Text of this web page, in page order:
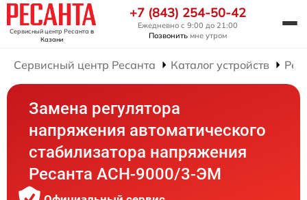
Сервисный центр Ресанта в
Казани
+7 (843) 254-50-42
Ежедневно с 9:00 до 21:00
Позвонить мне утром
Сервисный центр Ресанта Каталог устройств
Замена регулятора
напряжения автоматического
стабилизатора напряжения
Ресанта АСН-9000/3-ЭМ